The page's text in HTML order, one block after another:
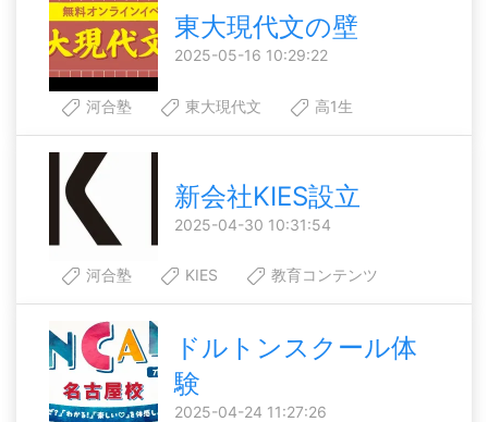
東大現代文の壁
2025-05-16 10:29:22
河合塾 東大現代文 高1生
新会社KIES設立
2025-04-30 10:31:54
河合塾 KIES 教育コンテンツ
ドルトンスクール体
験
2025-04-24 11:27:26